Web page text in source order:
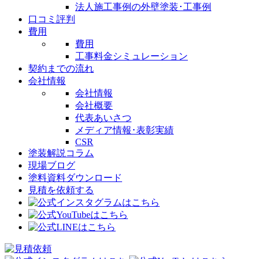
法人施工事例の外壁塗装･工事例
口コミ評判
費用
費用
工事料金シミュレーション
契約までの流れ
会社情報
会社情報
会社概要
代表あいさつ
メディア情報･表彰実績
CSR
塗装解説コラム
現場ブログ
塗料資料ダウンロード
見積を依頼する